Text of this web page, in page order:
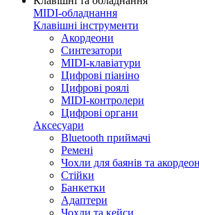
MIDI-обладнання
Клавішні інструменти
Акордеони
Синтезатори
MIDI-клавіатури
Цифрові піаніно
Цифрові роялі
MIDI-контролери
Цифрові органи
Аксесуари
Bluetooth приймачі
Ремені
Чохли для баянів та
Стійки
Банкетки
Адаптери
Чохли та кейси